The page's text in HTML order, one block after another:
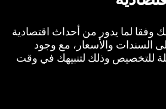
وفقا لما يدور من أحداث اقتصادية
السندات والأسعار، مع وجود
للتخصيص وذلك لتنبيهك في وقت